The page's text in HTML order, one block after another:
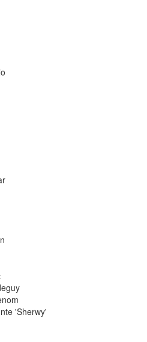
'Sherwy'